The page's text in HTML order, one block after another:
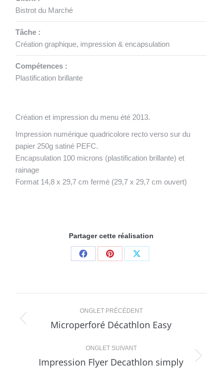
Bistrot du Marché
Tâche :
Création graphique, impression & encapsulation
Compétences :
Plastification brillante
Création et impression du menu été 2013.
Impression numérique quadricolore recto verso sur du
papier 250g satiné PEFC.
Encapsulation 100 microns (plastification brillante) et
rainage
Format 14,8 x 29,7 cm fermé (29,7 x 29,7 cm ouvert)
Partager cette réalisation
Share
Share
Share
Navigation
de
commentaire
ONGLET PRÉCÉDENT
Onglet
Microperforé Décathlon Easy
ONGLET SUIVANT
Projets
Impression Flyer Decathlon simply